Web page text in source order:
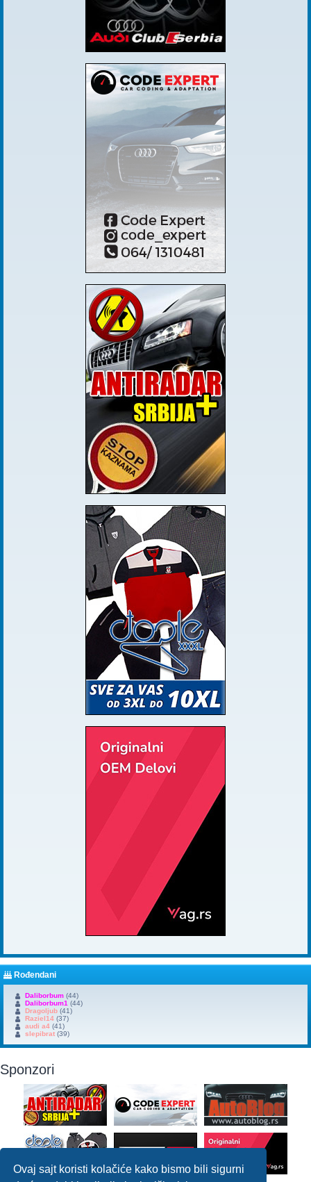
Ovaj sajt koristi kolačiće kako bismo bili sigurni
Rođendani
Daliborbum (44)
Daliborbum1 (44)
Dragoljub (41)
Raziel14 (37)
audi a4 (41)
slepibrat (39)
Sponzori